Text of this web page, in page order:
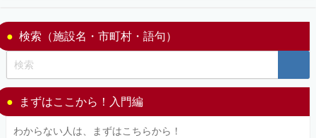
検索（施設名・市町村・語句）
まずはここから！入門編
わからない人は、まずはこちらから！